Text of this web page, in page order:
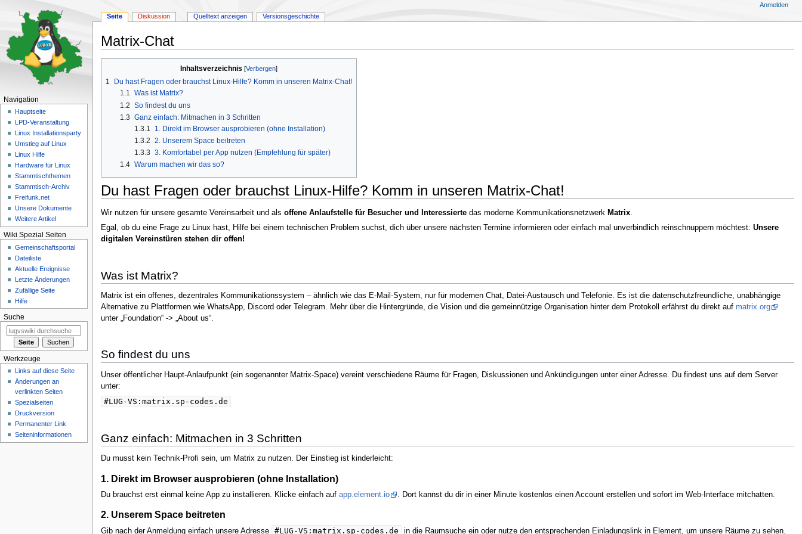
Matrix-Chat
springen
springen
Inhaltsverzeichnis
1
Du hast Fragen oder brauchst Linux-Hilfe? Komm in unseren Matrix-Chat!
1.1 Was ist Matrix?
1.2 So findest du uns
1.3 Ganz einfach: Mitmachen in 3 Schritten
1.3.1
1. Direkt im Browser ausprobieren (ohne Installation)
1.3.2 2. Unserem Space beitreten
1.3.3 3. Komfortabel per App nutzen (Empfehlung für später)
1.4 Warum machen wir das so?
Du hast Fragen oder brauchst Linux-Hilfe? Komm in unseren Matrix-Chat!
Wir nutzen für unsere gesamte Vereinsarbeit und als offene Anlaufstelle für Besucher und Interessiertedas moderne Kommunikationsnetzwerk Matrix.
Egal, ob du eine Frage zu Linux hast, Hilfe bei einem technischen Problem suchst, dich über unsere nächsten Termine informieren oder einfach mal unverbindlich reinschnuppern möchtest: Unsere
digitalen Vereinstüren stehen dir offen!
Was ist Matrix?
Matrix ist ein offenes, dezentrales Kommunikationssystem – ähnlich wie das E-Mail-System, nur für modernen Chat, Datei-Austausch und Telefonie. Es ist die datenschutzfreundliche, unabhängige
Alternative zu Plattformen wie WhatsApp, Discord oder Telegram. Mehr über die Hintergründe, die Vision und die gemeinnützige Organisation hinter dem Protokoll erfährst du direkt auf matrix.org
unter „Foundation“ -> „About us“.
So findest du uns
Unser öffentlicher Haupt-Anlaufpunkt (ein sogenannter Matrix-Space) vereint verschiedene Räume für Fragen, Diskussionen und Ankündigungen unter einer Adresse. Du findest uns auf dem Server
unter:
#LUG-VS:matrix.sp-codes.de
Ganz einfach: Mitmachen in 3 Schritten
Du musst kein Technik-Profi sein, um Matrix zu nutzen. Der Einstieg ist kinderleicht:
1. Direkt im Browser ausprobieren (ohne Installation)
Du brauchst erst einmal keine App zu installieren. Klicke einfach auf app.element.io . Dort kannst du dir in einer Minute kostenlos einen Account erstellen und sofort im Web-Interface mitchatten.
2. Unserem Space beitreten
Gib nach der Anmeldung einfach unsere Adresse #LUG-VS:matrix.sp-codes.de in die Raumsuche ein oder nutze den entsprechenden Einladungslink in Element, um unsere Räume zu sehen.
Seite Diskussion Quelltext anzeigen Versionsgeschichte
Anmelden
Navigation
Hauptseite
LPD-Veranstaltung
Linux Installationsparty
Umstieg auf Linux
Linux Hilfe
Hardware für Linux
Stammtischthemen
Stammtisch-Archiv
Freifunk.net
Unsere Dokumente
Weitere Artikel
Wiki Spezial Seiten
Gemeinschafts­portal
Dateiliste
Aktuelle Ereignisse
Letzte Änderungen
Zufällige Seite
Hilfe
Suche
Werkzeuge
Links auf diese Seite
Änderungen an
verlinkten Seiten
Spezialseiten
Druckversion
Permanenter Link
Seiten­informationen